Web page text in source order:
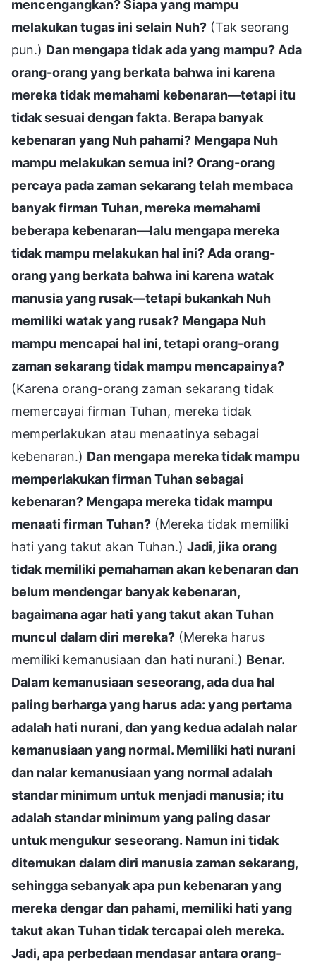
mencengangkan? Siapa yang mampu
melakukan tugas ini selain Nuh? (Tak seorang
pun.) Dan mengapa tidak ada yang mampu? Ada
orang-orang yang berkata bahwa ini karena
mereka tidak memahami kebenaran—tetapi itu
tidak sesuai dengan fakta. Berapa banyak
kebenaran yang Nuh pahami? Mengapa Nuh
mampu melakukan semua ini? Orang-orang
percaya pada zaman sekarang telah membaca
banyak firman Tuhan, mereka memahami
beberapa kebenaran—lalu mengapa mereka
tidak mampu melakukan hal ini? Ada orang-
orang yang berkata bahwa ini karena watak
manusia yang rusak—tetapi bukankah Nuh
memiliki watak yang rusak? Mengapa Nuh
mampu mencapai hal ini, tetapi orang-orang
zaman sekarang tidak mampu mencapainya?
(Karena orang-orang zaman sekarang tidak
memercayai firman Tuhan, mereka tidak
memperlakukan atau menaatinya sebagai
kebenaran.) Dan mengapa mereka tidak mampu
memperlakukan firman Tuhan sebagai
kebenaran? Mengapa mereka tidak mampu
menaati firman Tuhan? (Mereka tidak memiliki
hati yang takut akan Tuhan.) Jadi, jika orang
tidak memiliki pemahaman akan kebenaran dan
belum mendengar banyak kebenaran,
bagaimana agar hati yang takut akan Tuhan
muncul dalam diri mereka? (Mereka harus
memiliki kemanusiaan dan hati nurani.) Benar.
Dalam kemanusiaan seseorang, ada dua hal
paling berharga yang harus ada: yang pertama
adalah hati nurani, dan yang kedua adalah nalar
kemanusiaan yang normal. Memiliki hati nurani
dan nalar kemanusiaan yang normal adalah
standar minimum untuk menjadi manusia; itu
adalah standar minimum yang paling dasar
untuk mengukur seseorang. Namun ini tidak
ditemukan dalam diri manusia zaman sekarang,
sehingga sebanyak apa pun kebenaran yang
mereka dengar dan pahami, memiliki hati yang
takut akan Tuhan tidak tercapai oleh mereka.
Jadi, apa perbedaan mendasar antara orang-